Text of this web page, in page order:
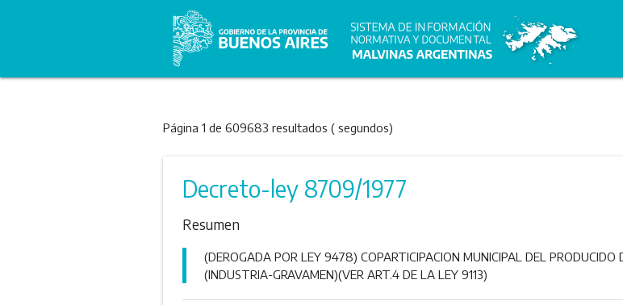
Página 1 de 609683 resultados ( segundos)
Decreto-ley 8709/1977
Resumen
(DEROGADA POR LEY 9478) COPARTICIPACION MUNICIPAL DEL PRODUCIDO
(INDUSTRIA-GRAVAMEN)(VER ART.4 DE LA LEY 9113)